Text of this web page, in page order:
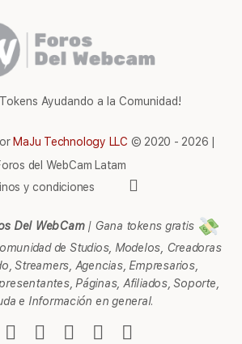
Ayudando a la Comunidad!
MaJu Technology LLC © 2020 - 2026 |
del WebCam Latam
y condiciones
Del WebCam| Gana tokens gratis
de Studios, Modelos, Creadoras
Streamers, Agencias, Empresarios,
Páginas, Afiliados, Soporte,
e Información en general.